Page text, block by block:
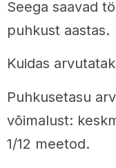
Seega saavad
puhkust aastas.
Kuidas
Puhkusetasu
võimalust:
1/12 meetod.